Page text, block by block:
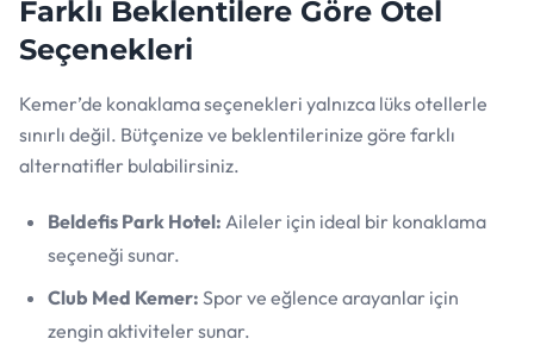
Farklı Beklentilere Göre Otel
Seçenekleri
Kemer’de konaklama seçenekleri yalnızca lüks otellerle
sınırlı değil. Bütçenize ve beklentilerinize göre farklı
alternatifler bulabilirsiniz.
Beldefis Park Hotel: Aileler için ideal bir konaklama
seçeneği sunar.
Club Med Kemer: Spor ve eğlence arayanlar için
zengin aktiviteler sunar.